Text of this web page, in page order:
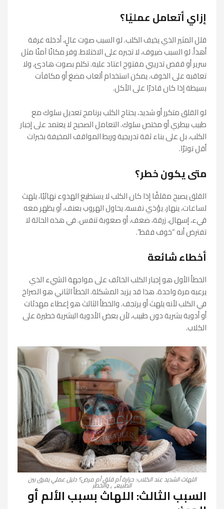
إزاي أتعامل عمليًا؟
قلل المثير الذي يخيف الكلب. لو السبب صوت عالٍ، أدخله غرفة
أهدأ. لو السبب ضيوف، لا تجبره على الاختلاط. وفر مكانًا آمنًا مثل
سرير أو قفص تدريبي مفتوح اعتاد عليه. تكلم بصوت هادئ، ولا
تعاقبه على الخوف. يمكن استخدام ألعاب مضغ أو مكافآت
بسيطة إذا كان قادرًا على الأكل.
لو القلق متكرر أو شديد، يحتاج الكلب برنامج تعديل سلوك مع
طبيب بيطري أو مختص سلوك. التعامل الصحيح لا يعتمد على إجبار
الكلب، بل على بناء ثقة تدريجية وربط المواقف المخيفة بخبرات
أقل توترًا.
متى يكون خطر؟
القلق يصبح مقلقًا إذا كان الكلب لا يستطيع الهدوء نهائيًا، يلهث
لساعات، ينهار، يؤذي نفسه، يحاول الهروب بعنف، أو يظهر معه
قيء، إسهال، زرقة، ضعف، أو صعوبة تنفس. في هذه الحالة لا
تفترض أنه “خوف فقط”.
أخطاء شائعة
الخطأ الأول هو إجبار الكلب الخائف على مواجهة الشيء الذي
يرعبه مرة واحدة. هذا قد يزيد المشكلة. الخطأ الثاني هو الصراخ
في الكلب لأنه يلهث أو يرتجف. والخطأ الثالث هو إعطاء مهدئات
أو أدوية بشرية دون طبيب، لأن بعض الأدوية البشرية خطيرة على
الكلاب.
اللهاث الشديد عند الكلاب: حرارة أم قلق أم مرض؟ دليل عملي يفرق بين
الطبيعي والخطر
السبب الثالث: اللهاث بسبب الألم أو